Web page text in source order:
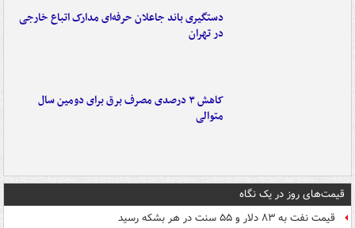
دستگیری باند جاعلان حرفه‌ای مدارک اتباع خارجی
در تهران
کاهش ۳ درصدی مصرف برق برای دومین سال
متوالی
قیمت‌های روز در یک نگاه
قیمت نفت به ۸۳ دلار و ۵۵ سنت در هر بشکه رسید